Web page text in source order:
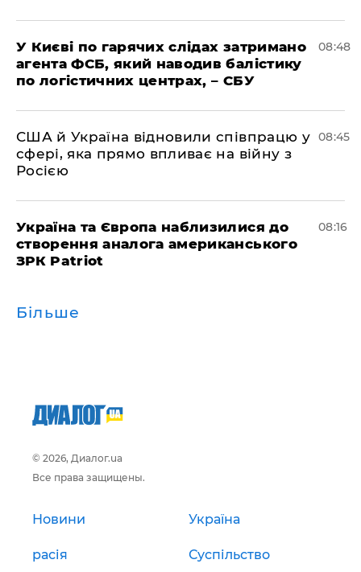
У Києві по гарячих слідах затримано
агента ФСБ, який наводив балістику
по логістичних центрах, – СБУ
08:48
США й Україна відновили співпрацю у
сфері, яка прямо впливає на війну з
Росією
08:45
Україна та Європа наблизилися до
створення аналога американського
ЗРК Patriot
08:16
Більше
© 2026, Диалог.ua
Все права защищены.
Новини Україна
расія Суспільство